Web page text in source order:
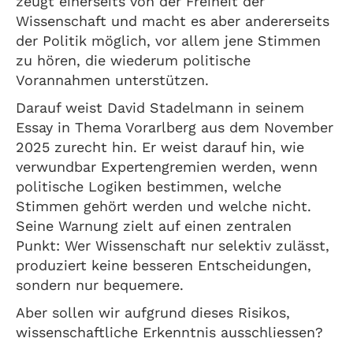
Wissenschaft und macht es aber andererseits
der Politik möglich, vor allem jene Stimmen
zu hören, die wiederum politische
Vorannahmen unterstützen.
Darauf weist David Stadelmann in seinem
Essay in Thema Vorarlberg aus dem November
2025 zurecht hin. Er weist darauf hin, wie
verwundbar Expertengremien werden, wenn
politische Logiken bestimmen, welche
Stimmen gehört werden und welche nicht.
Seine Warnung zielt auf einen zentralen
Punkt: Wer Wissenschaft nur selektiv zulässt,
produziert keine besseren Entscheidungen,
sondern nur bequemere.
Aber sollen wir aufgrund dieses Risikos,
wissenschaftliche Erkenntnis ausschliessen?